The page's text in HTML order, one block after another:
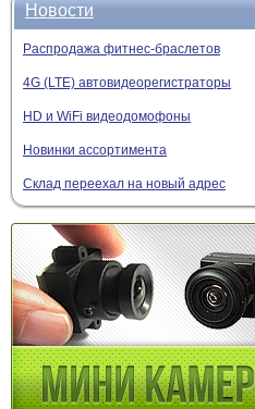
Новости
Распродажа фитнес-браслетов
4G (LTE) автовидеорегистраторы
HD и WiFi видеодомофоны
Новинки ассортимента
Склад переехал на новый адрес